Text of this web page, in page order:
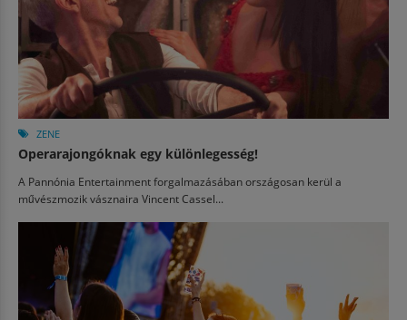
ZENE
Operarajongóknak egy különlegesség!
A Pannónia Entertainment forgalmazásában országosan kerül a
művészmozik vásznaira Vincent Cassel...